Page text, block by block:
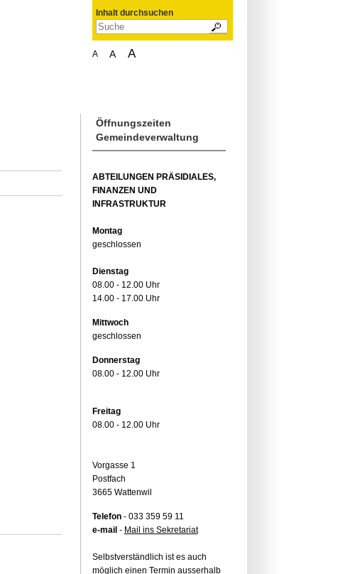
Inhalt durchsuchen
A A A
Öffnungszeiten
Gemeindeverwaltung
ABTEILUNGEN PRÄSIDIALES,
FINANZEN UND
INFRASTRUKTUR
Montag
geschlossen
Dienstag
08.00 - 12.00 Uhr
14.00 - 17.00 Uhr
Mittwoch
geschlossen
Donnerstag
08.00 - 12.00 Uhr
Freitag
08.00 - 12.00 Uhr
Vorgasse 1
Postfach
3665 Wattenwil
Telefon- 033 359 59 11
e-mail - Mail ins Sekretariat
Selbstverständlich ist es auch
möglich einen Termin ausserhalb